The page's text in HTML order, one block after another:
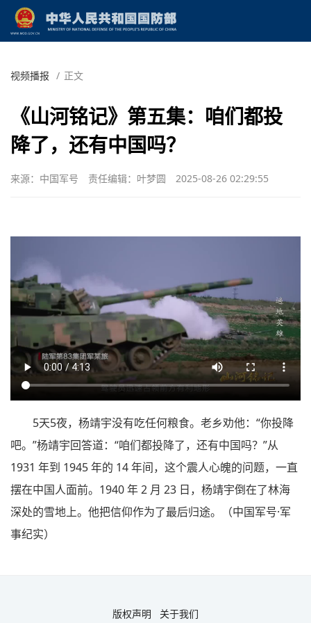
视频播报 / 正文
《山河铭记》第五集：咱们都投
降了，还有中国吗？
来源：中国军号 责任编辑：叶梦圆 2025-08-26 02:29:55
5天5夜，杨靖宇没有吃任何粮食。老乡劝他：“你投降
吧。”杨靖宇回答道：“咱们都投降了，还有中国吗？”从
1931 年到 1945 年的 14 年间，这个震人心魄的问题，一直
摆在中国人面前。1940 年 2 月 23 日，杨靖宇倒在了林海
深处的雪地上。他把信仰作为了最后归途。（中国军号·军
事纪实）
版权声明 关于我们